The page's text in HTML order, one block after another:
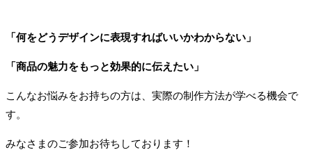
「何をどうデザインに表現すればいいかわからない」
「商品の魅力をもっと効果的に伝えたい」
こんなお悩みをお持ちの方は、実際の制作方法が学べる機会で
す。
みなさまのご参加お待ちしております！